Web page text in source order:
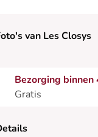
van Les Closys
Bezorging
Gratis